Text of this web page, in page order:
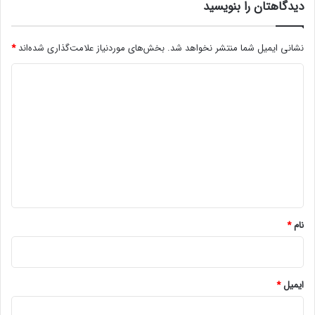
ر
ا
ع
دیدگاهتان را بنویسید
نشانی ایمیل شما منتشر نخواهد شد. بخش‌های موردنیاز علامت‌گذاری شده‌اند*
نام*
ایمیل*